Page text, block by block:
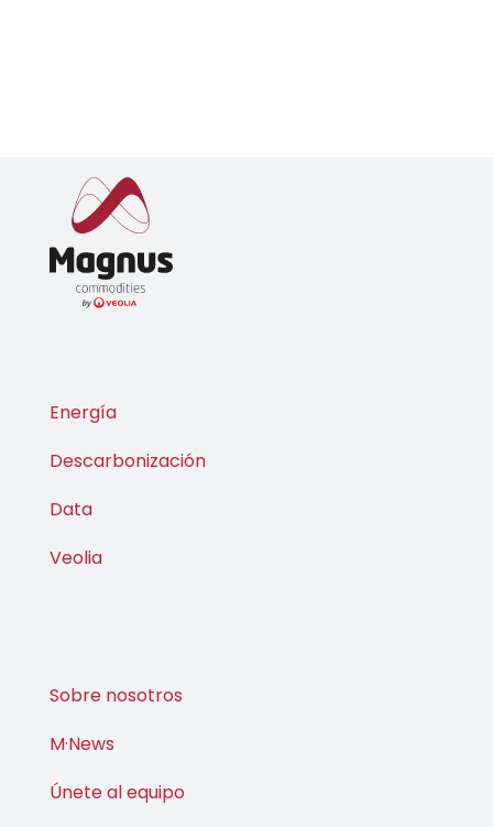
Energía
Descarbonización
Data
Veolia
Sobre nosotros
M·News
Únete al equipo